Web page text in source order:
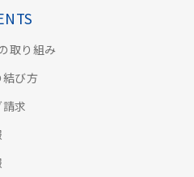
取り組み
び方
求